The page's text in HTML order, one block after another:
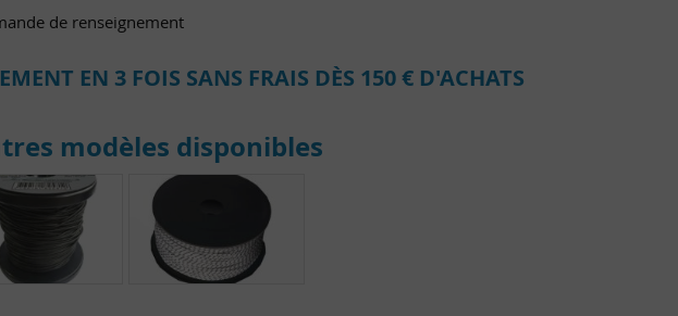
de renseignement
EN 3 FOIS SANS FRAIS DÈS 150 € D'ACHATS
modèles disponibles